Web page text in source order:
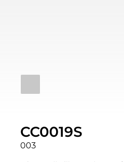
CC0019S
003